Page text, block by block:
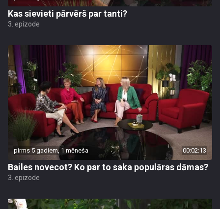
Kas sievieti pārvērš par tanti?
3. epizode
pirms 5 gadiem, 1 mēneša 00:02:13
Bailes novecot? Ko par to saka populāras dāmas?
3. epizode